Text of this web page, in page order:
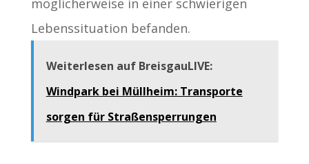
möglicherweise in einer schwierigen
Lebenssituation befanden.
Weiterlesen auf BreisgauLIVE:
Windpark bei Müllheim: Transporte
sorgen für Straßensperrungen